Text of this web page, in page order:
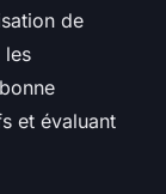
de
les
et évaluant